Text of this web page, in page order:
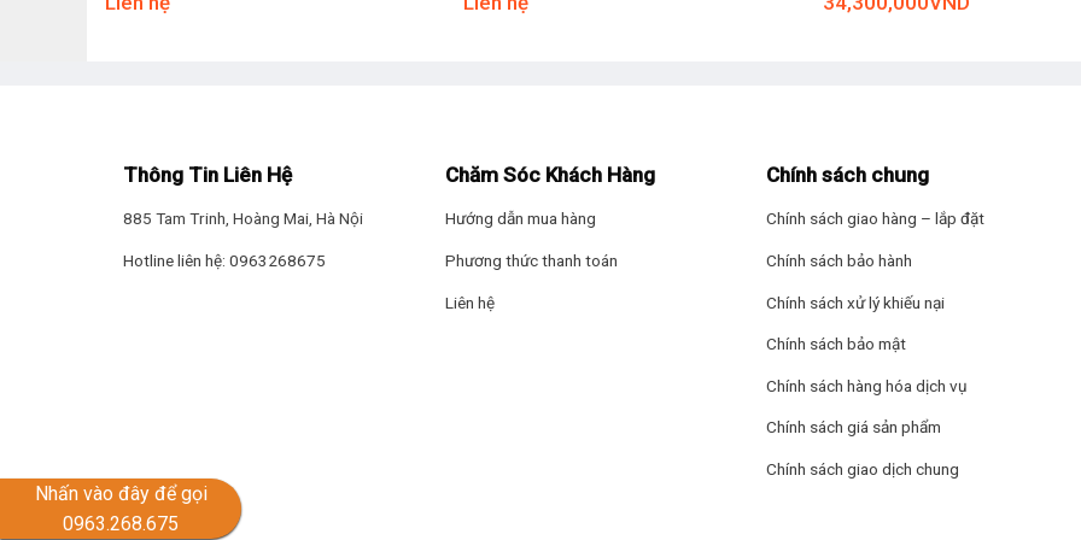
Nhấn vào đây để gọi
0963.268.675
Thông Tin Liên Hệ
885 Tam Trinh, Hoàng Mai, Hà Nội
Hotline liên hệ: 0963268675
Chăm Sóc Khách Hàng
Hướng dẫn mua hàng
Phương thức thanh toán
Liên hệ
Chính sách chung
Chính sách giao hàng – lắp đặt
Chính sách bảo hành
Chính sách xử lý khiếu nại
Chính sách bảo mật
Chính sách hàng hóa dịch vụ
Chính sách giá sản phẩm
Chính sách giao dịch chung